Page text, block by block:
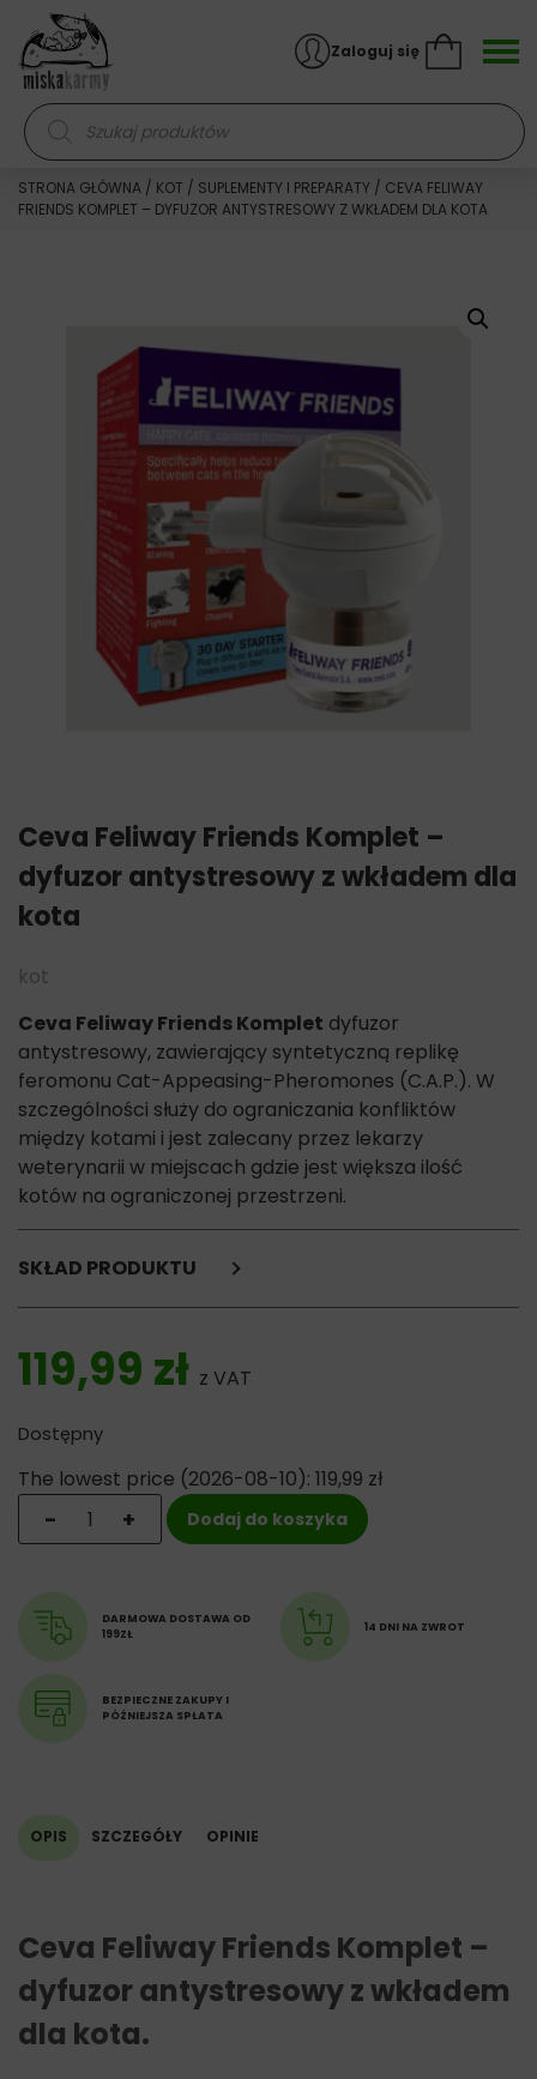
Skocz do treści
Wyszukiwarka produktów
Zaloguj się
STRONA GŁÓWNA / KOT / SUPLEMENTY I PREPARATY / CEVA FELIWAY
FRIENDS KOMPLET – DYFUZOR ANTYSTRESOWY Z WKŁADEM DLA KOTA
Ceva Feliway Friends Komplet –
dyfuzor antystresowy z wkładem dla
kota
kot
Ceva Feliway Friends Komplet dyfuzor
antystresowy, zawierający syntetyczną replikę
feromonu Cat-Appeasing-Pheromones (C.A.P.). W
szczególności służy do ograniczania konfliktów
między kotami i jest zalecany przez lekarzy
weterynarii w miejscach gdzie jest większa ilość
kotów na ograniczonej przestrzeni.
SKŁAD PRODUKTU
węglowodór izoparafinowy
119,99 zł z VAT
Dostępny
The lowest price (2026-08-10): 119,99 zł
ilość Ceva Feliway Friends Komplet - dyfuzor
+
- Dodaj do koszyka
DARMOWA DOSTAWA OD
199ZŁ
14 DNI NA ZWROT
BEZPIECZNE ZAKUPY I
PÓŹNIEJSZA SPŁATA
OPIS SZCZEGÓŁY OPINIE
Ceva Feliway Friends Komplet –
dyfuzor antystresowy z wkładem
dla kota.